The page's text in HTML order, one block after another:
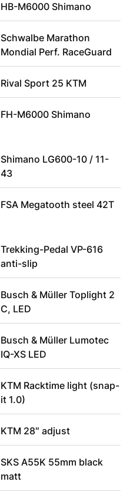
HB-M6000 Shimano
Schwalbe Marathon
Mondial Perf. RaceGuard
Rival Sport 25 KTM
FH-M6000 Shimano
Shimano LG600-10 / 11-
43
FSA Megatooth steel 42T
Trekking-Pedal VP-616
anti-slip
Busch & Müller Toplight 2
C, LED
Busch & Müller Lumotec
IQ-XS LED
KTM Racktime light (snap-
it 1.0)
KTM 28″ adjust
SKS A55K 55mm black
matt